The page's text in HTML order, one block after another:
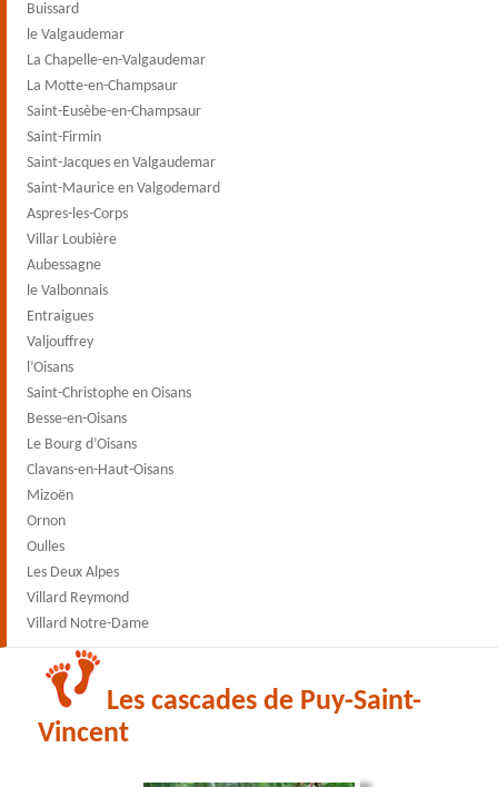
Buissard
le Valgaudemar
La Chapelle-en-Valgaudemar
La Motte-en-Champsaur
Saint-Eusèbe-en-Champsaur
Saint-Firmin
Saint-Jacques en Valgaudemar
Saint-Maurice en Valgodemard
Aspres-les-Corps
Villar Loubière
Aubessagne
le Valbonnais
Entraigues
Valjouffrey
l’Oisans
Saint-Christophe en Oisans
Besse-en-Oisans
Le Bourg d’Oisans
Clavans-en-Haut-Oisans
Mizoën
Ornon
Oulles
Les Deux Alpes
Villard Reymond
Villard Notre-Dame
Les cascades de Puy-Saint-
Vincent